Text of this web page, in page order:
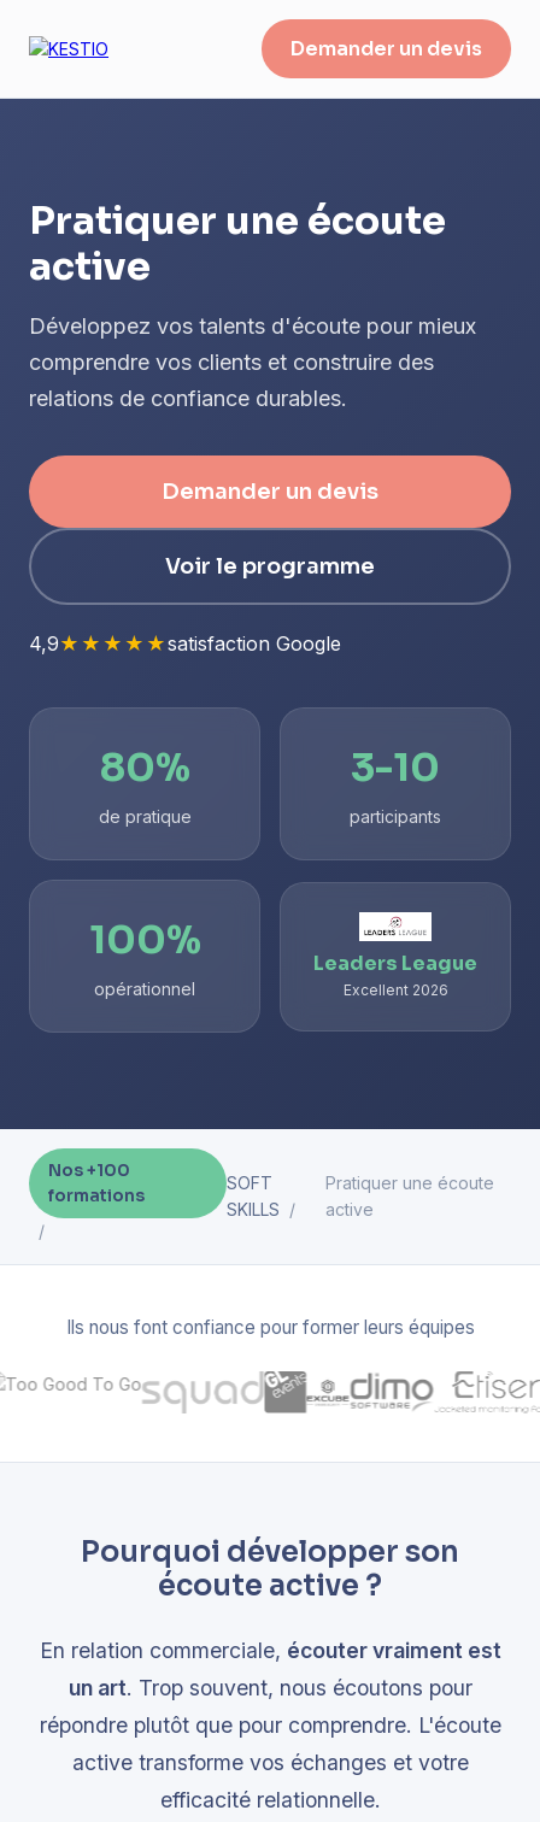
Demander un devis
Pratiquer une écoute
active
Développez vos talents d'écoute pour mieux
comprendre vos clients et construire des
relations de confiance durables.
Demander un devis
Voir le programme
4,9★★★★★satisfaction Google
80%
de pratique
3-10
participants
100%
opérationnel
Leaders League
Excellent 2026
Nos +100
formations
SOFT
SKILLS
Pratiquer une écoute
active
Ils nous font confiance pour former leurs équipes
Pourquoi développer son
écoute active ?
En relation commerciale, écouter vraiment est
un art. Trop souvent, nous écoutons pour
répondre plutôt que pour comprendre. L'écoute
active transforme vos échanges et votre
efficacité relationnelle.